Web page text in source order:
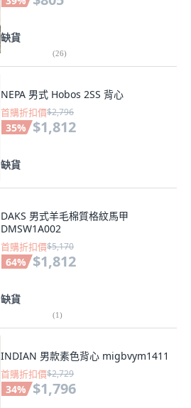
缺貨
(26)
NEPA 男式 Hobos 2SS 背心
首購折扣價$2,796
35% $1,812
缺貨
DAKS 男式羊毛棉質格紋馬甲
DMSW1A002
首購折扣價$5,170
64% $1,812
缺貨
(1)
INDIAN 男款素色背心 migbvym1411
首購折扣價$2,729
34% $1,796